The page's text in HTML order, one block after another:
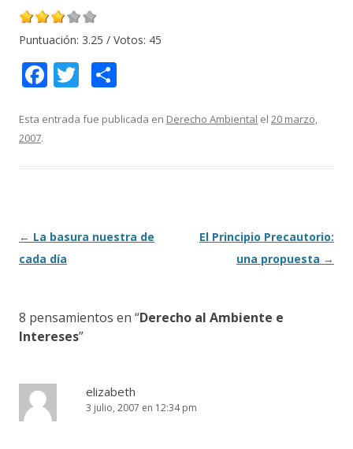
Puntuación: 3.25 / Votos: 45
F
e
k
T
itt m
r
Esta entrada fue publicada en Derecho Ambiental el 20 marzo,
2007.
Navegación
de
← La basura nuestra de
cada día
El Principio Precautorio:
una propuesta →
8 pensamientos en “Derecho al Ambiente e
Intereses”
elizabeth
3 julio, 2007 en 12:34 pm